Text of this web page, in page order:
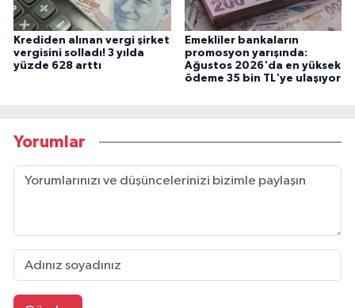
Krediden alınan vergi şirket
vergisini solladı! 3 yılda
yüzde 628 arttı
Emekliler bankaların
promosyon yarışında:
Ağustos 2026'da en yüksek
ödeme 35 bin TL'ye ulaşıyor
Yorumlar